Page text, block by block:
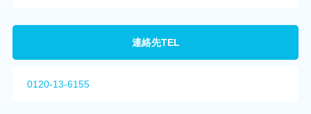
連絡先TEL
0120-13-6155